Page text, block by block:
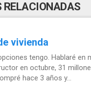
RELACIONADAS
vivienda
tengo. Hablaré en
en octubre, 31
hace 3 años y...